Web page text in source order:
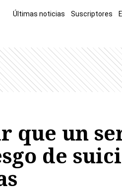
Últimas noticias Suscriptores
que un
de